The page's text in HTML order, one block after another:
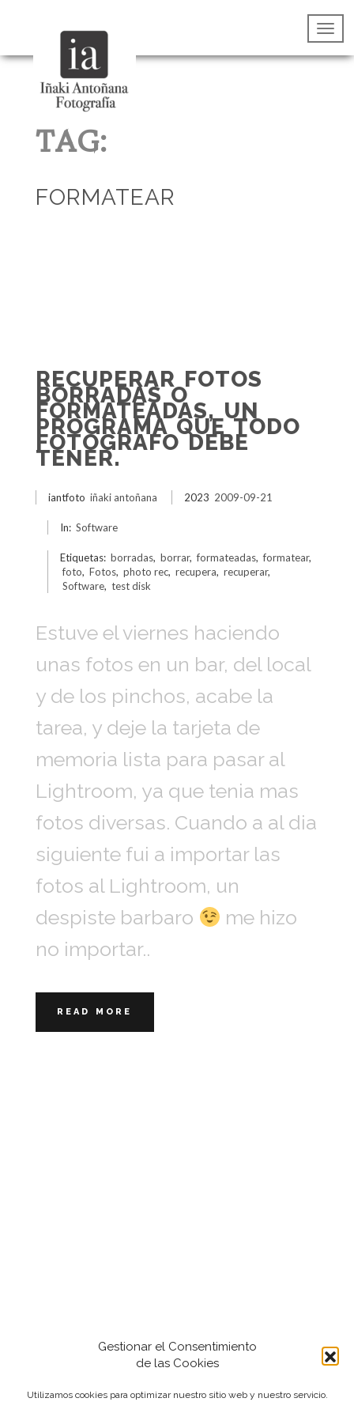
Gestionar el Consentimiento
de las Cookies
Utilizamos cookies para optimizar nuestro sitio web y nuestro servicio.
TAG:
FORMATEAR
RECUPERAR FOTOS
BORRADAS O
FORMATEADAS, UN
PROGRAMA QUE TODO
FOTOGRAFO DEBE
TENER.
iantfoto iñaki antoñana 2023 2009-09-21
In: Software
Etiquetas: borradas, borrar, formateadas, formatear,
foto, Fotos, photo rec, recupera, recuperar,
Software, test disk
Estuve el viernes haciendo
unas fotos en un bar, del local
y de los pinchos, acabe la
tarea, y deje la tarjeta de
memoria lista para pasar al
Lightroom, ya que tenia mas
fotos diversas. Cuando a al dia
siguiente fui a importar las
fotos al Lightroom, un
despiste barbaro
me hizo
no importar..
READ MORE